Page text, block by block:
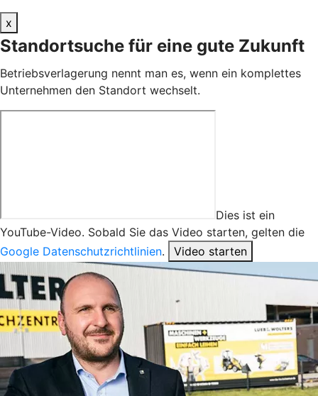
x
Standortsuche für eine gute Zukunft
Betriebsverlagerung nennt man es, wenn ein komplettes
Unternehmen den Standort wechselt.
Dies ist ein
YouTube-Video. Sobald Sie das Video starten, gelten die
Google Datenschutzrichtlinien. Video starten